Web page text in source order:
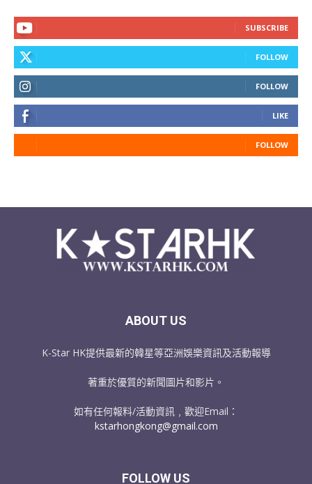
SUBSCRIBE
FOLLOW
FOLLOW
LIKE
FOLLOW
ABOUT US
K-Star HK提供最新的韓星等亞洲娛樂資訊及活動報導
著重於優質的新聞圖片和影片。
如有任何報料/活動資訊﹐歡迎Email：
kstarhongkong@gmail.com
FOLLOW US